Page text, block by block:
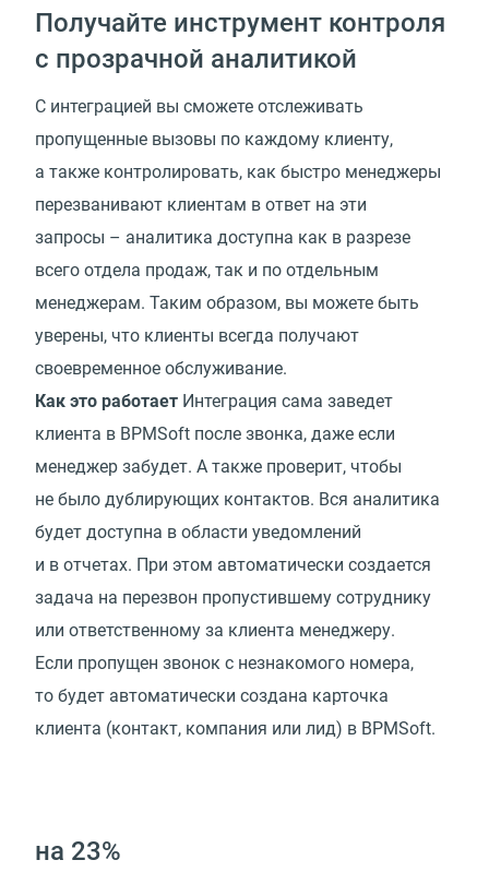
Получайте инструмент контроля
с прозрачной аналитикой
С интеграцией вы сможете отслеживать
пропущенные вызовы по каждому клиенту,
а также контролировать, как быстро менеджеры
перезванивают клиентам в ответ на эти
запросы – аналитика доступна как в разрезе
всего отдела продаж, так и по отдельным
менеджерам. Таким образом, вы можете быть
уверены, что клиенты всегда получают
своевременное обслуживание.
Как это работает Интеграция сама заведет
клиента в BPMSoft после звонка, даже если
менеджер забудет. А также проверит, чтобы
не было дублирующих контактов. Вся аналитика
будет доступна в области уведомлений
и в отчетах. При этом автоматически создается
задача на перезвон пропустившему сотруднику
или ответственному за клиента менеджеру.
Если пропущен звонок с незнакомого номера,
то будет автоматически создана карточка
клиента (контакт, компания или лид) в BPMSoft.
на 23%